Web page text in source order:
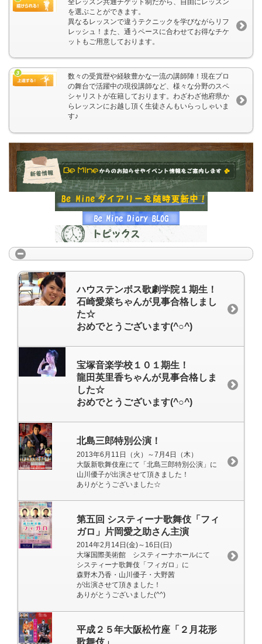
を選ぶことができます。
異なるレッスンで違うテクニックを学びながらリフ
レッシュ！また、通うペースに合わせてお得なチケ
ットもご用意しております。
数々の受賞歴や経験豊かな一流の講師陣！現在プロ
の舞台で活躍中の現役講師など、様々な分野のスペ
シャリストが在籍しております。わざわざ他府県か
らレッスンにお越し頂く生徒さんもいらっしゃいま
す♪
ハウステンボス歌劇学院１期生！
石崎愛菜ちゃんが見事合格しまし
た☆
おめでとうございます(^○^)
宝塚音楽学校１０１期生！
龍田英里香ちゃんが見事合格しま
した☆
おめでとうございます(^○^)
北島三郎特別公演！
2013年6月11日（火）～7月4日（木）
大阪新歌舞伎座にて「北島三郎特別公演」に
山川優子が出演させて頂きました！
ありがとうございました☆
第五回 システィーナ歌舞伎「フィ
ガロ」片岡愛之助さん主演
2014年2月14日(金)～16日(日)
大塚国際美術館 システィーナホールにて
システィーナ歌舞伎「フィガロ」に
森野木乃香・山川優子・大野茜
が出演させて頂きました！
ありがとうございました(^^)
平成２５年大阪松竹座「２月花形